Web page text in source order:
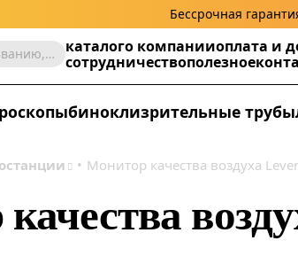
Бессрочная
Поиск, по названию, артикулу, категории и др. каталого компанииоплата и
сотрудничествополезное
биноклизрительные трубы
Монитор качества воздуха